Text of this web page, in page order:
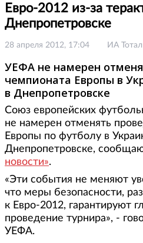
Евро-2012 из-за
Днепропетровске
28 апреля 2012, 17:04 ИА Тотал
УЕФА не намерен
чемпионата Европы в
в Днепропетровске
Союз европейских
не намерен отменять
Европы по футболу в
Днепропетровске,
новости».
«Эти события не меняют
что меры безопасности,
к Евро-2012, гарантируют
проведение турнира», -
УЕФА.